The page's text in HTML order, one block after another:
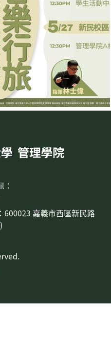
管理學院
600023 嘉義市西區新民路